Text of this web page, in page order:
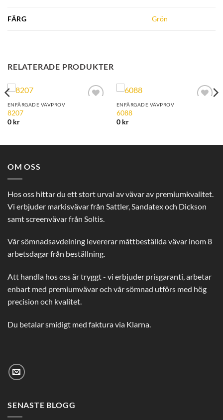
FÄRG Grön
RELATERADE PRODUKTER
ENFÄRGADE VÄVPROV
8207
0 kr
ENFÄRGADE VÄVPROV
6088
0 kr
OM OSS
Hos oss hittar du ett stort urval av vävar av premiumkvalitet.
Vi erbjuder markisvävar från Sattler, Sandatex och Dickson
samt screenvävar från Soltis.
Vår sömnadsavdelning levererar måttbeställda vävar inom 8
arbetsdagar från beställning.
Att handla hos oss är tryggt - vi erbjuder prisgaranti, arbetar
enbart med premiumvävar och vår sömnad utförs med hög
precision och kvalitet.
Du betalar smidigt med faktura via Klarna.
SENASTE BLOGG